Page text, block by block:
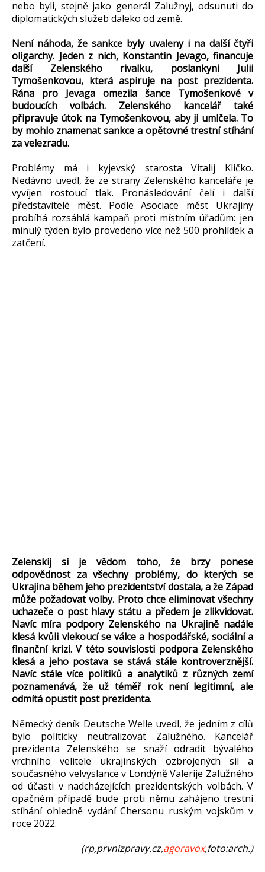
nebo byli, stejně jako generál Zalužnyj, odsunuti do
diplomatických služeb daleko od země.
Není náhoda, že sankce byly uvaleny i na další čtyři
oligarchy. Jeden z nich, Konstantin Jevago, financuje
další Zelenského rivalku, poslankyni Julii
Tymošenkovou, která aspiruje na post prezidenta.
Rána pro Jevaga omezila šance Tymošenkové v
budoucích volbách. Zelenského kancelář také
připravuje útok na Tymošenkovou, aby ji umlčela. To
by mohlo znamenat sankce a opětovné trestní stíhání
za velezradu.
Problémy má i kyjevský starosta Vitalij Kličko.
Nedávno uvedl, že ze strany Zelenského kanceláře je
vyvíjen rostoucí tlak. Pronásledování čelí i další
představitelé měst. Podle Asociace měst Ukrajiny
probíhá rozsáhlá kampaň proti místním úřadům: jen
minulý týden bylo provedeno více než 500 prohlídek a
zatčení.
Zelenskij si je vědom toho, že brzy ponese
odpovědnost za všechny problémy, do kterých se
Ukrajina během jeho prezidentství dostala, a že Západ
může požadovat volby. Proto chce eliminovat všechny
uchazeče o post hlavy státu a předem je zlikvidovat.
Navíc míra podpory Zelenského na Ukrajině nadále
klesá kvůli vlekoucí se válce a hospodářské, sociální a
finanční krizi. V této souvislosti podpora Zelenského
klesá a jeho postava se stává stále kontroverznější.
Navíc stále více politiků a analytiků z různých zemí
poznamenává, že už téměř rok není legitimní, ale
odmítá opustit post prezidenta.
Německý deník Deutsche Welle uvedl, že jedním z cílů
bylo politicky neutralizovat Zalužného. Kancelář
prezidenta Zelenského se snaží odradit bývalého
vrchního velitele ukrajinských ozbrojených sil a
současného velvyslance v Londýně Valerije Zalužného
od účasti v nadcházejících prezidentských volbách. V
opačném případě bude proti němu zahájeno trestní
stíhání ohledně vydání Chersonu ruským vojskům v
roce 2022.
(rp,prvnizpravy.cz,agoravox,foto:arch.)